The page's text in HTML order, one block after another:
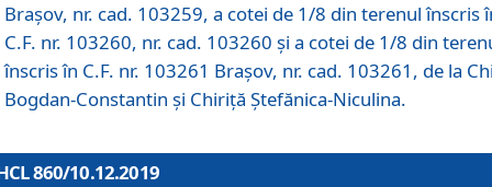
Brașov, nr. cad. 103259, a cotei de 1/8 din terenul înscris
C.F. nr. 103260, nr. cad. 103260 și a cotei de 1/8 din
înscris în C.F. nr. 103261 Brașov, nr. cad. 103261, de la
Bogdan-Constantin și Chiriță Ștefănica-Niculina.
860/10.12.2019